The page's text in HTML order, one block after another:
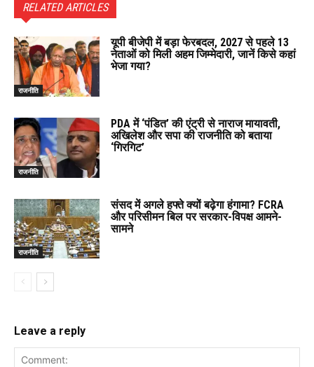
RELATED ARTICLES
राजनीति
यूपी बीजेपी में बड़ा फेरबदल, 2027 से पहले 13
नेताओं को मिली अहम जिम्मेदारी, जानें किसे कहां
भेजा गया?
राजनीति
PDA में ‘पंडित’ की एंट्री से नाराज मायावती,
अखिलेश और सपा की राजनीति को बताया
‘गिरगिट’
राजनीति
संसद में अगले हफ्ते क्यों बढ़ेगा हंगामा? FCRA
और परिसीमन बिल पर सरकार-विपक्ष आमने-
सामने
Leave a reply